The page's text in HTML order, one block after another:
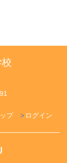
ログイン
プ